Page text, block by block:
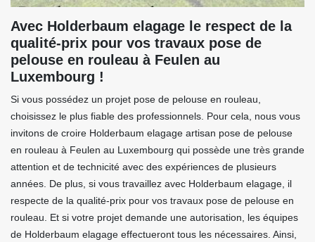
Avec Holderbaum elagage le respect de la
qualité-prix pour vos travaux pose de
pelouse en rouleau à Feulen au
Luxembourg !
Si vous possédez un projet pose de pelouse en rouleau,
choisissez le plus fiable des professionnels. Pour cela, nous vous
invitons de croire Holderbaum elagage artisan pose de pelouse
en rouleau à Feulen au Luxembourg qui possède une très grande
attention et de technicité avec des expériences de plusieurs
années. De plus, si vous travaillez avec Holderbaum elagage, il
respecte de la qualité-prix pour vos travaux pose de pelouse en
rouleau. Et si votre projet demande une autorisation, les équipes
de Holderbaum elagage effectueront tous les nécessaires. Ainsi,